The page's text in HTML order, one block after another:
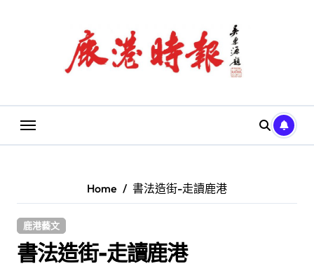
Home 書法造街-走讀鹿港
鹿港藝文
書法造街-走讀鹿港